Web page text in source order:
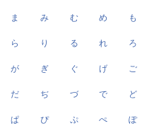
ま み む め も
ら り る れ ろ
が ぎ ぐ げ ご
だ ぢ づ で ど
ぱ ぴ ぷ ぺ ぽ